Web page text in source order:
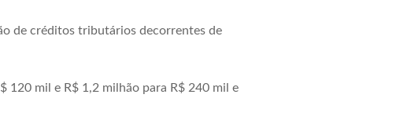
de créditos tributários decorrentes de
120 mil e R$ 1,2 milhão para R$ 240 mil e